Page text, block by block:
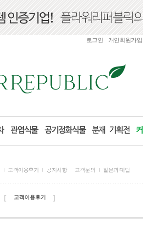
로그인 개인회원가입
고객이용후기 공지사항 고객문의 질문과 대답
[ 고객이용후기 ]